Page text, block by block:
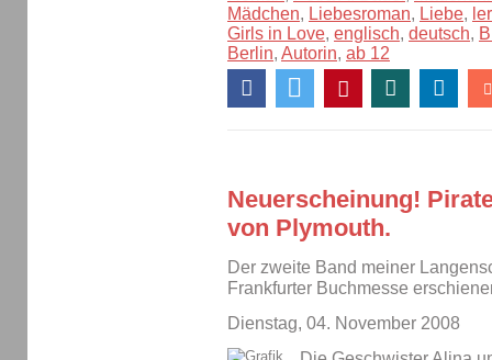
Mädchen, Liebesroman, Liebe,
Girls in Love, englisch, deutsch,
Berlin, Autorin, ab 12
Neuerscheinung!
von Plymouth.
Der zweite Band meiner
Frankfurter Buchmesse
Dienstag, 04. November 2008